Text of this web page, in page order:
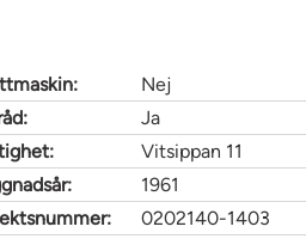
Nej
Ja
Vitsippan 11
1961
0202140-1403